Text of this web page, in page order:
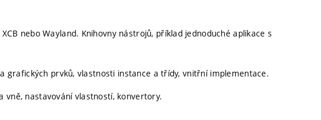
nebo Wayland. Knihovny nástrojů, příklad jednoduché aplikace s
grafických prvků, vlastnosti instance a třídy, vnitřní implementace.
vně, nastavování vlastností, konvertory.